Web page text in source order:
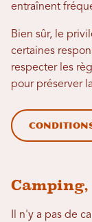
entraînent
Bien sûr, le
certaines
respecter les
pour préserver
Il n'y a pas de